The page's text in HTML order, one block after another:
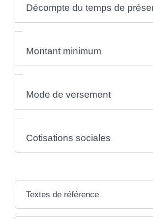
Décompte du temps de
Montant minimum
Mode de versement
Cotisations sociales
Textes de référence